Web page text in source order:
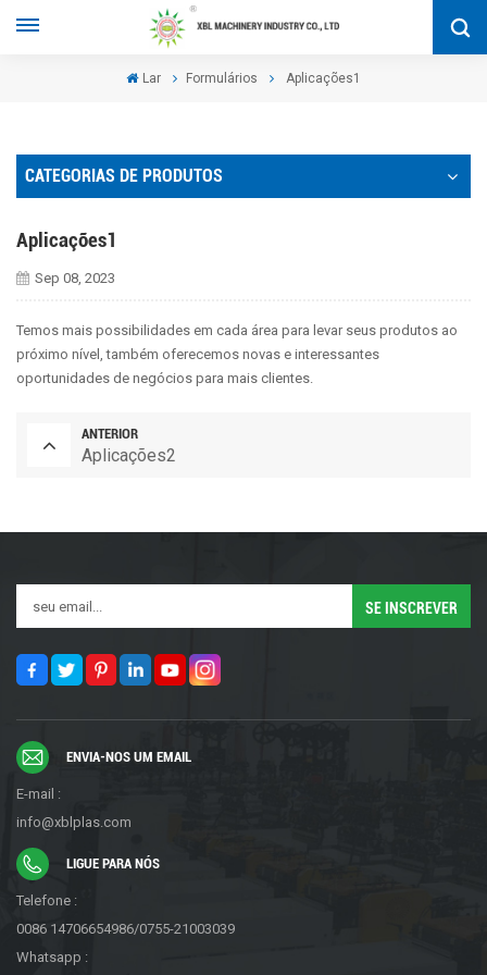
Lar Formulários Aplicações1
CATEGORIAS DE PRODUTOS
Aplicações1
Sep 08, 2023
Temos mais possibilidades em cada área para levar seus produtos ao
próximo nível, também oferecemos novas e interessantes
oportunidades de negócios para mais clientes.
ANTERIOR
Aplicações2
ENVIA-NOS UM EMAIL
E-mail :
info@xblplas.com
LIGUE PARA NÓS
Telefone :
0086 14706654986/0755-21003039
Whatsapp :